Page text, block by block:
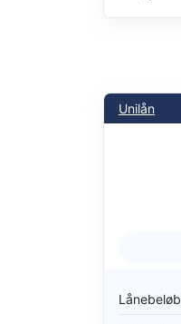
Unilån
Lånebeløb